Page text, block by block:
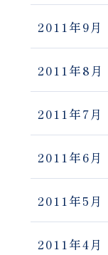
2011年9月
2011年8月
2011年7月
2011年6月
2011年5月
2011年4月